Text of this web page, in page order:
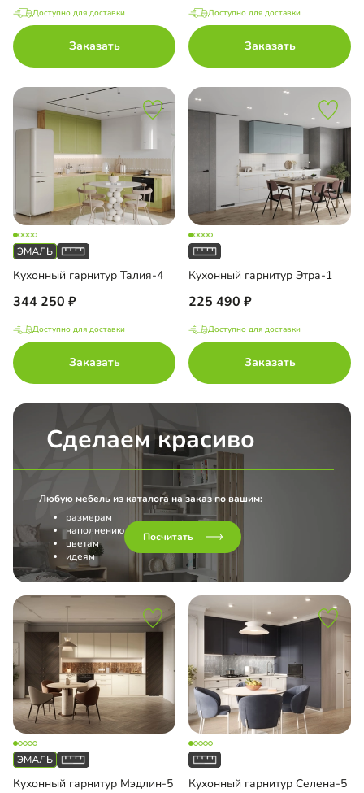
Доступно для доставки
Заказать
Доступно для доставки
Заказать
Кухонный гарнитур Талия-4
344 250
Доступно для доставки
Заказать
Кухонный гарнитур Этра-1
225 490
Доступно для доставки
Заказать
Сделаем красиво
Любую мебель из каталога на заказ по вашим:
размерам
наполнению
цветам
идеям
Посчитать
Кухонный гарнитур Мэдлин-5 Кухонный гарнитур Селена-5